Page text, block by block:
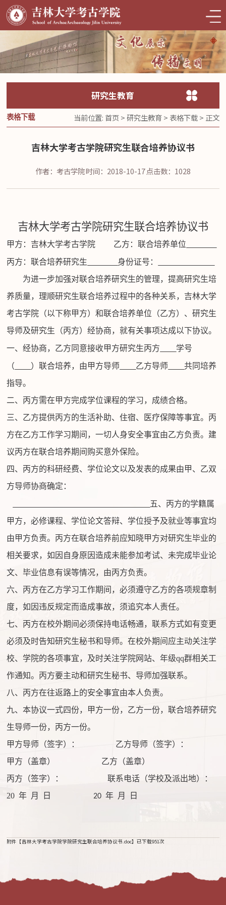
研究生教育
表格下载 当前位置: 首页>研究生教育> 表格下载> 正文
吉林大学考古学院研究生联合培养协议书
作者：考古学院时间：2018-10-17点击数： 1028
吉林大学考古学院研究生联合培养协议书
甲方：吉林大学考古学院 乙方：联合培养单位
丙方：联合培养研究生
身份证号：
为进一步加强对联合培养研究生的管理，提高研究生培
养质量，理顺研究生联合培养过程中的各种关系，吉林大学
考古学院（以下称甲方）和联合培养单位（乙方）、研究生
导师及研究生（丙方）经协商，就有关事项达成以下协议。
一、经协商，乙方同意接收甲方研究生丙方 学号
（ ）联合培养，由甲方导师 乙方导师
共同培养
指导。
二、丙方需在甲方完成学位课程的学习，成绩合格。
三、乙方提供丙方的生活补助、住宿、医疗保障等事宜。丙
方在乙方工作学习期间，一切人身安全事宜由乙方负责。建
议丙方在联合培养期间购买意外保险。
四、丙方的科研经费、学位论文以及发表的成果由甲、乙双
方导师协商确定：
五、丙方的学籍属
甲方，必修课程、学位论文答辩、学位授予及就业等事宜均
由甲方负责。丙方在联合培养前应知晓甲方对研究生毕业的
相关要求，如因自身原因造成未能参加考试、未完成毕业论
文、毕业信息有误等情况，由丙方负责。
六、丙方在乙方学习工作期间，必须遵守乙方的各项规章制
度，如因违反规定而造成事故，须追究本人责任。
七、丙方在校外期间必须保持电话畅通，联系方式如有变更
必须及时告知研究生秘书和导师。在校外期间应主动关注学
校、学院的各项事宜，及时关注学院网站、年级qq群相关工
作通知。丙方要主动和研究生秘书、导师加强联系。
八、丙方在往返路上的安全事宜由本人负责。
九、本协议一式四份，甲方一份，乙方一份，联合培养研究
生导师一份，丙方一份。
甲方导师（签字）：
乙方导师（签字）：
甲方（盖章）
乙方（盖章）
丙方（签字）：
联系电话（学校及派出地）：
20年 月 日20年 月 日
附件【吉林大学考古学院学院研究生联合培养协议书.doc】已下载951次